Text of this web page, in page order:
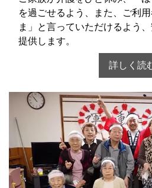
を過ごせるよう、また、ご利
ま」と言っていただけるよう
提供します。
詳しく読